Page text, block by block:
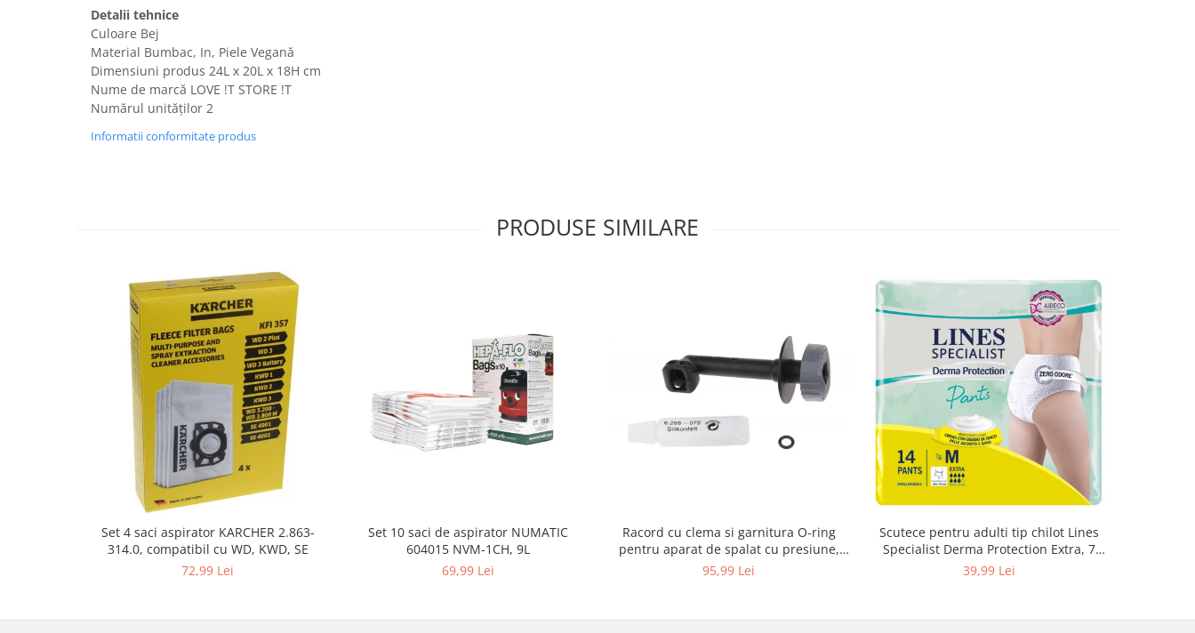
Aragaze si cuptoare cu microunde
Climatizare & sisteme de incalzire
Electrocasnice pentru Bucatarie
Fiare de calcat si masini de cusut
Ingrijire Locuinta
Genti si accesorii femei
Imbracaminte barbati
Imbracaminte femei
Imbracaminte si Incaltaminte copii
Incaltaminte barbati
Gaming, Carti & Birotica
Console, Jocuri & Accesorii
Ingrijire personala & Cosmetice
Accesorii aparate de ras electrice
Aparate & Accesorii ingrijire
Detalii tehnice
Culoare Bej
Material Bumbac, In, Piele Vegană
Dimensiuni produs 24L x 20L x 18H cm
Nume de marcă LOVE !T STORE !T
Numărul unităților 2
Informatii conformitate produs
PRODUSE SIMILARE
Set 4 saci aspirator KARCHER 2.863-
314.0, compatibil cu WD, KWD, SE
72,99 Lei
Set 10 saci de aspirator NUMATIC
604015 NVM-1CH, 9L
69,99 Lei
Racord cu clema si garnitura O-ring
pentru aparat de spalat cu presiune,
KARCHER 4.064-047.0, K2, K3, K4
95,99 Lei
Scutece pentru adulti tip chilot Lines
Specialist Derma Protection Extra, 7
picaturi, marimea M, 14 bucati
39,99 Lei